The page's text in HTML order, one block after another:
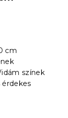
cm
színek